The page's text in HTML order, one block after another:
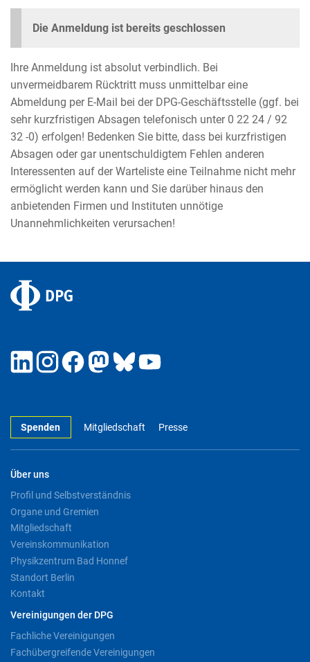
Die Anmeldung ist bereits geschlossen
Ihre Anmeldung ist absolut verbindlich. Bei
unvermeidbarem Rücktritt muss unmittelbar eine
Abmeldung per E-Mail bei der DPG-Geschäftsstelle (ggf. bei
sehr kurzfristigen Absagen telefonisch unter 0 22 24 / 92
32 -0) erfolgen! Bedenken Sie bitte, dass bei kurzfristigen
Absagen oder gar unentschuldigtem Fehlen anderen
Interessenten auf der Warteliste eine Teilnahme nicht mehr
ermöglicht werden kann und Sie darüber hinaus den
anbietenden Firmen und Instituten unnötige
Unannehmlichkeiten verursachen!
Spenden Mitgliedschaft Presse
Über uns
Profil und Selbstverständnis
Organe und Gremien
Mitgliedschaft
Vereinskommunikation
Physikzentrum Bad Honnef
Standort Berlin
Kontakt
Vereinigungen der DPG
Fachliche Vereinigungen
Fachübergreifende Vereinigungen